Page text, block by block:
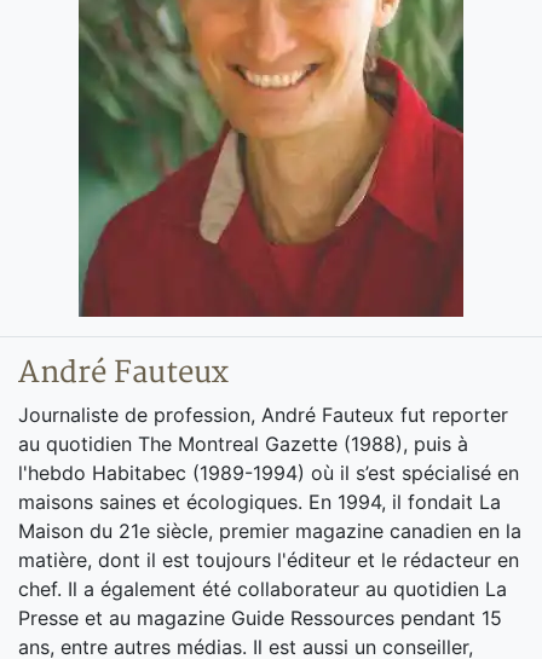
André Fauteux
Journaliste de profession, André Fauteux fut reporter
au quotidien The Montreal Gazette (1988), puis à
l'hebdo Habitabec (1989-1994) où il s’est spécialisé en
maisons saines et écologiques. En 1994, il fondait La
Maison du 21e siècle, premier magazine canadien en la
matière, dont il est toujours l'éditeur et le rédacteur en
chef. Il a également été collaborateur au quotidien La
Presse et au magazine Guide Ressources pendant 15
ans, entre autres médias. Il est aussi un conseiller,